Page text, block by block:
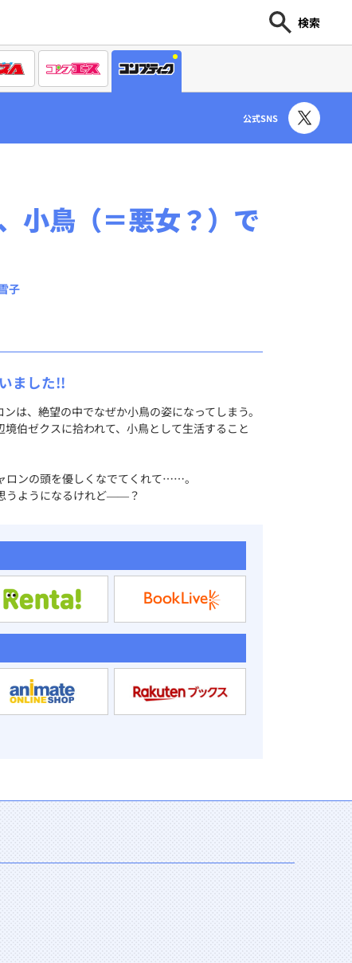
検索
公式SNS
小鳥（＝悪女？）で
子
ました!!
は、絶望の中でなぜか小鳥の姿になってしまう。
伯ゼクスに拾われて、小鳥として生活すること
ロンの頭を優しくなでてくれて……。
うようになるけれど――？